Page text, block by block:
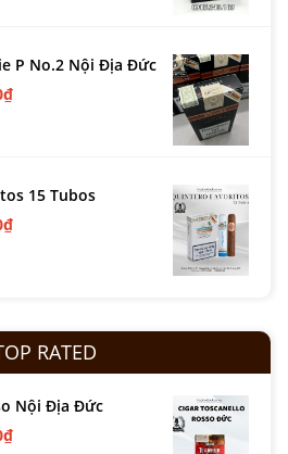
P No.2 Nội Địa Đức
₫
15 Tubos
₫
RATED
Nội Địa Đức
₫